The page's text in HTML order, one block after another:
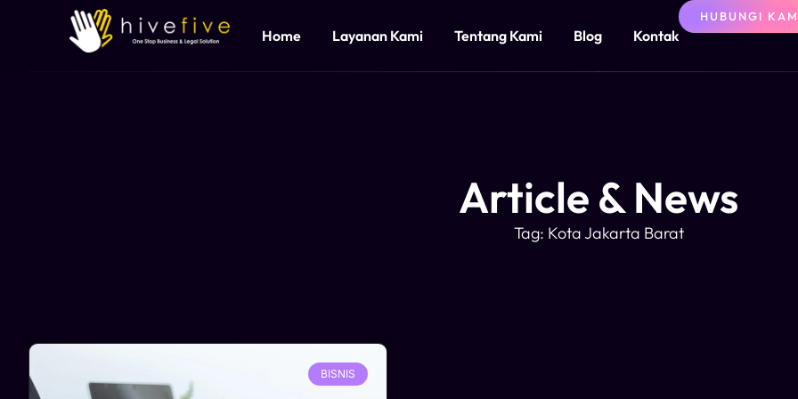
Home Layanan Kami Tentang Kami Blog Kontak
HUBUNGI
Article & News
Tag: Kota Jakarta Barat
BISNIS